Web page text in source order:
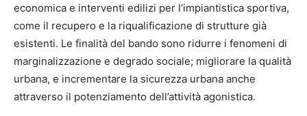
economica e interventi edilizi per l’impiantistica sportiva,
come il recupero e la riqualificazione di strutture già
esistenti. Le finalità del bando sono ridurre i fenomeni di
marginalizzazione e degrado sociale; migliorare la qualità
urbana, e incrementare la sicurezza urbana anche
attraverso il potenziamento dell’attività agonistica.